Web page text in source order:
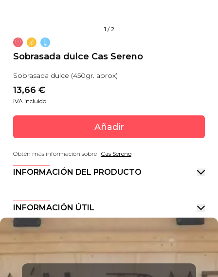
1 /2
Sobrasada dulce Cas Sereno
Sobrasada dulce (450gr. aprox)
13,66 €
IVA incluido
Añadir
Obtén más información sobre Cas Sereno
INFORMACIÓN DEL PRODUCTO
INFORMACIÓN ÚTIL